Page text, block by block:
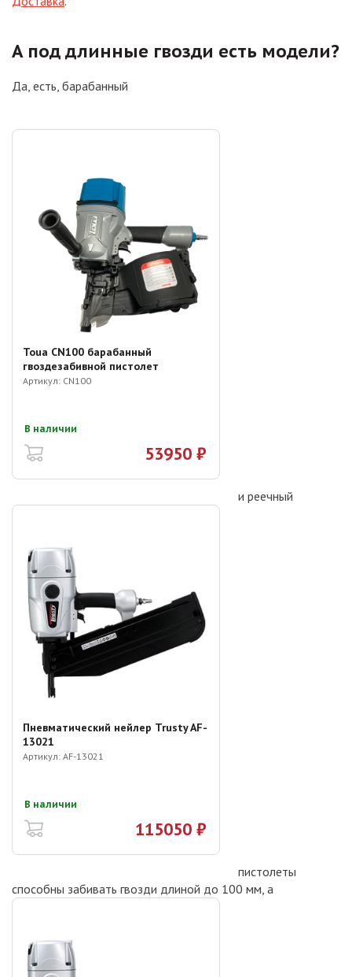
А под длинные гвозди есть модели?
Да, есть, барабанный
Toua CN100 барабанный
гвоздезабивной пистолет
Артикул: CN100
53950 ₽
В наличии
и реечный
Пневматический нейлер Trusty AF-
13021
Артикул: AF-13021
115050 ₽
В наличии
пистолеты
способны забивать гвозди длиной до 100 мм, а